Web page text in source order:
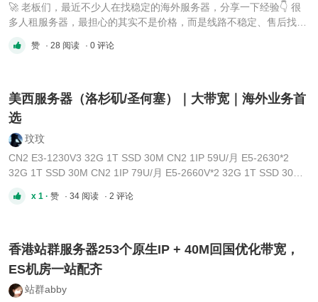
🚀 老板们，最近不少人在找稳定的海外服务器，分享一下经验👇 很
多人租服务器，最担心的其实不是价格，而是线路不稳定、售后找不
求： ✅ 海外服务器 ✅ VPS / 云服务器 ✅ 独立服务器 ✅ 高防服务器
赞 · 28 阅读 · 0 评论
美西服务器（洛杉矶/圣何塞）｜大带宽｜海外业务首
选
玟玟
CN2 E3-1230V3 32G 1T SSD 30M CN2 1IP 59U/月 E5-2630*2
32G 1T SSD 30M CN2 1IP 79U/月 E5-2660V*2 32G 1T SSD 30M
月 E5-2650V4*2 64G 1T SSD 30M CN2 1IP 129U/月 E5-2695V2*2
x 1 · 赞 · 34 阅读 · 2 评论
香港站群服务器253个原生IP + 40M回国优化带宽，
ES机房一站配齐
站群abby